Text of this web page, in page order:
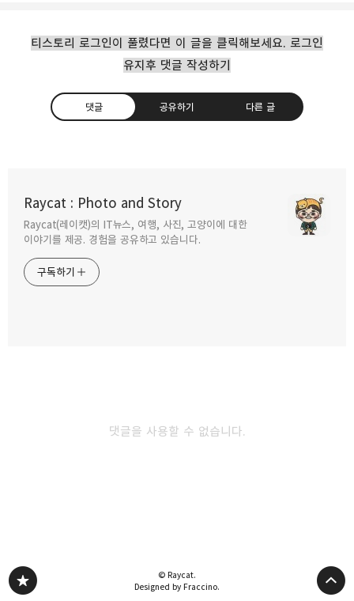
티스토리 로그인이 풀렸다면 이 글을 클릭해보세요. 로그인
유지후 댓글 작성하기
댓글 공유하기 다른 글
Raycat : Photo and Story
Raycat(레이캣)의 IT뉴스, 여행, 사진, 고양이에 대한
이야기를 제공. 경험을 공유하고 있습니다.
구독하기
댓글을 사용할 수 없습니다.
구독하기 카카오톡
© Raycat.
Designed by Fraccino.